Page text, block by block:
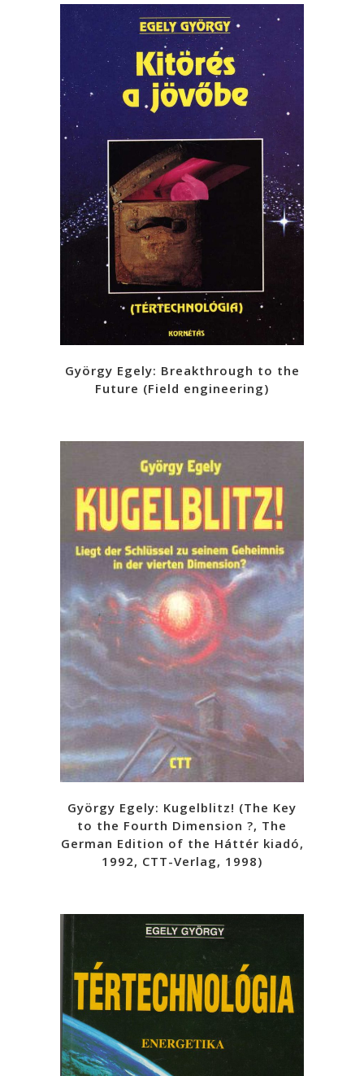
György Egely: Breakthrough to the
Future (Field engineering)
György Egely: Kugelblitz! (The Key
to the Fourth Dimension ?, The
German Edition of the Háttér kiadó,
1992, CTT-Verlag, 1998)